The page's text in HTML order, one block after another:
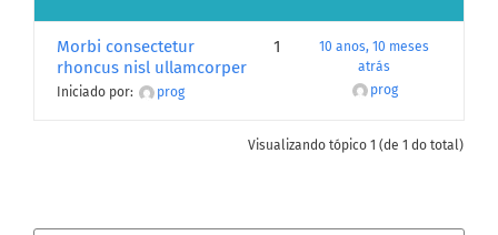
Morbi consectetur
rhoncus nisl ullamcorper
Iniciado por: prog
1
10 anos, 10 meses
atrás
prog
Visualizando tópico 1 (de 1 do total)